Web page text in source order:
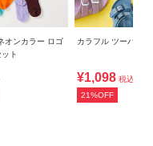
オンカラー ロゴ
ト
カラフル ツーバン
¥1,098 税込
21%OFF